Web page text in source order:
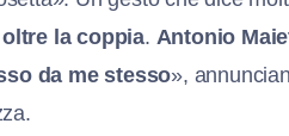
la coppia. Antonio
da me stesso»,